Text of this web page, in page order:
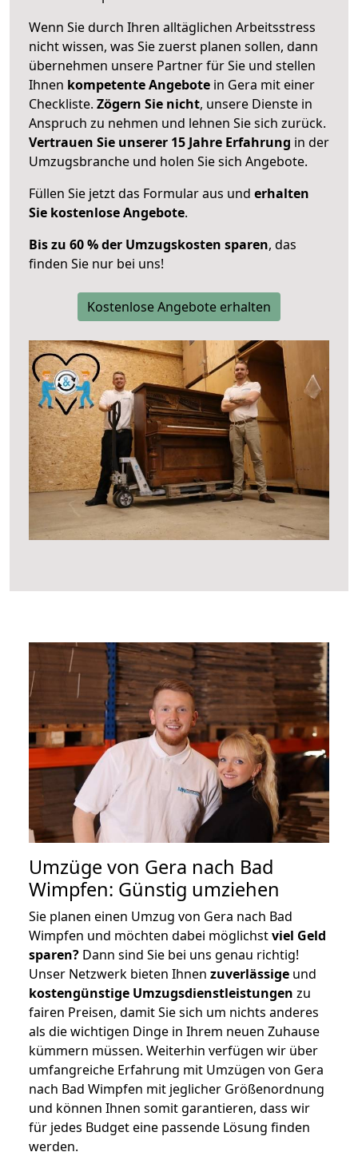
Wenn Sie durch Ihren alltäglichen Arbeitsstress
nicht wissen, was Sie zuerst planen sollen, dann
übernehmen unsere Partner für Sie und stellen
Ihnen kompetente Angebote in Gera mit einer
Checkliste. Zögern Sie nicht, unsere Dienste in
Anspruch zu nehmen und lehnen Sie sich zurück.
Vertrauen Sie unserer 15 Jahre Erfahrung in der
Umzugsbranche und holen Sie sich Angebote.
Füllen Sie jetzt das Formular aus und erhalten
Sie kostenlose Angebote.
Bis zu 60 % der Umzugskosten sparen, das
finden Sie nur bei uns!
Kostenlose Angebote erhalten
Umzüge von Gera nach Bad
Wimpfen: Günstig umziehen
Sie planen einen Umzug von Gera nach Bad
Wimpfen und möchten dabei möglichstviel Geld
sparen? Dann sind Sie bei uns genau richtig!
Unser Netzwerk bieten Ihnen zuverlässige und
kostengünstige Umzugsdienstleistungen zu
fairen Preisen, damit Sie sich um nichts anderes
als die wichtigen Dinge in Ihrem neuen Zuhause
kümmern müssen. Weiterhin verfügen wir über
umfangreiche Erfahrung mit Umzügen von Gera
nach Bad Wimpfen mit jeglicher Größenordnung
und können Ihnen somit garantieren, dass wir
für jedes Budget eine passende Lösung finden
werden.